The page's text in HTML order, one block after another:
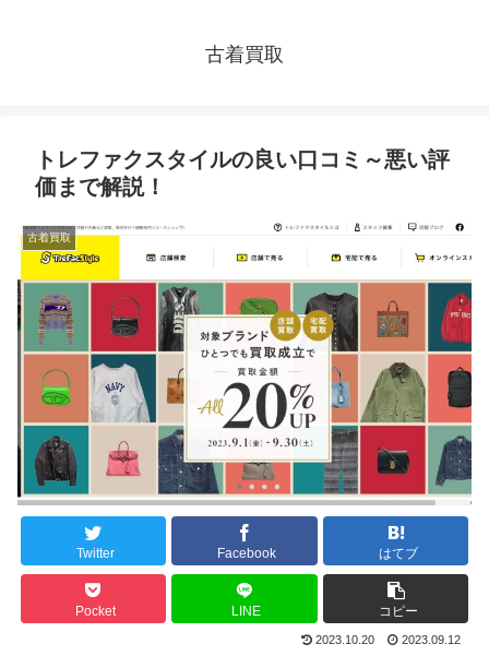
古着買取
トレファクスタイルの良い口コミ～悪い評
価まで解説！
古着買取
Twitter Facebook はてブ
Pocket LINE コピー
2023.10.20 2023.09.12